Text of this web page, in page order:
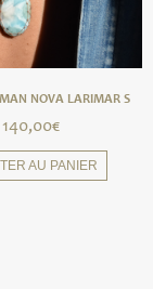
NOVA LARIMAR S
140,00€
AU PANIER